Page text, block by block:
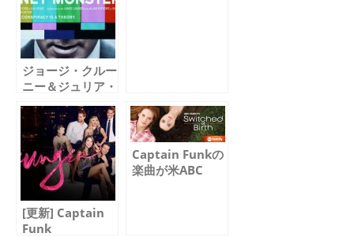
ジョージ・クルー
ニー＆ジュリア・
る映画「Money
Monster（マネ
ー・モンスタ
ー）」予告編に
Captain Funkの
楽曲が使用されま
した
[更新] Captain
Funk
Captain Funkの
楽曲が米ABC